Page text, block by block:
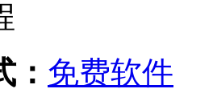
免费软件